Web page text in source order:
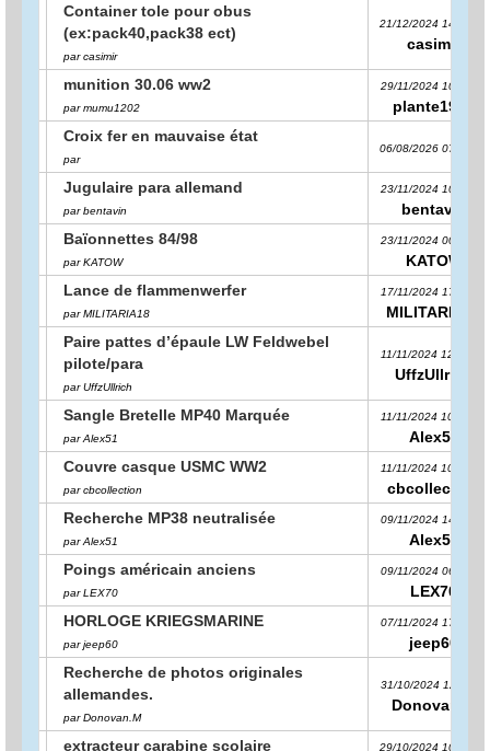
Container tole pour obus
(ex:pack40,pack38 ect)
par casimir
21/12/2024 14:37:10
casimir
munition 30.06 ww2
par mumu1202
29/11/2024 10:34:16
plante1971
Croix fer en mauvaise état
par
06/08/2026 07:49:54
Jugulaire para allemand
par bentavin
23/11/2024 10:54:33
bentavin
Baïonnettes 84/98
par KATOW
23/11/2024 00:02:50
KATOW
Lance de flammenwerfer
par MILITARIA18
17/11/2024 17:45:51
MILITARIA18
Paire pattes d’épaule LW Feldwebel
pilote/para
par UffzUllrich
11/11/2024 12:50:03
UffzUllrich
Sangle Bretelle MP40 Marquée
par Alex51
11/11/2024 10:53:32
Alex51
Couvre casque USMC WW2
par cbcollection
11/11/2024 10:37:17
cbcollection
Recherche MP38 neutralisée
par Alex51
09/11/2024 14:28:15
Alex51
Poings américain anciens
par LEX70
09/11/2024 06:14:05
LEX70
HORLOGE KRIEGSMARINE
par jeep60
07/11/2024 17:37:09
jeep60
Recherche de photos originales
allemandes.
par Donovan.M
31/10/2024 12:32:11
Donovan.M
extracteur carabine scolaire 29/10/2024 10:12:28